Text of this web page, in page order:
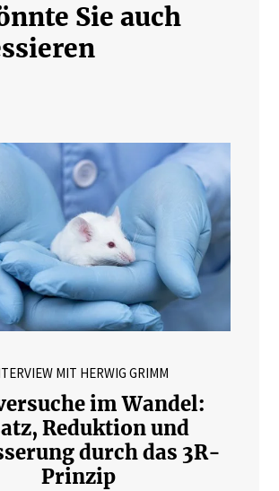
Sie auch
MIT HERWIG GRIMM
im Wandel:
Reduktion und
durch das 3R-
Prinzip